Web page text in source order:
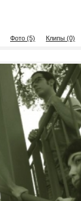
Фото (5) Клипы (0)